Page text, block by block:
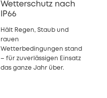
Wetterschutz nach
IP66
Hält Regen, Staub und
rauen
Wetterbedingungen stand
– für zuverlässigen Einsatz
das ganze Jahr über.